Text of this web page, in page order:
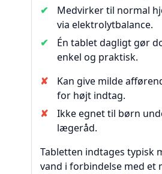
Medvirker til normal
via elektrolytbalance.
Én tablet dagligt gør
enkel og praktisk.
Kan give milde
for højt indtag.
Ikke egnet til børn
lægeråd.
Tabletten indtages typisk
vand i forbindelse med et